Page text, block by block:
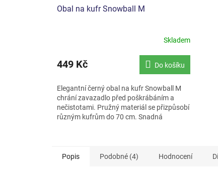
Obal na kufr Snowball M
Skladem
449 Kč Do košíku
Elegantní černý obal na kufr Snowball M
chrání zavazadlo před poškrábáním a
nečistotami. Pružný materiál se přizpůsobí
různým kufrům do 70 cm. Snadná
Popis Podobné (4) Hodnocení